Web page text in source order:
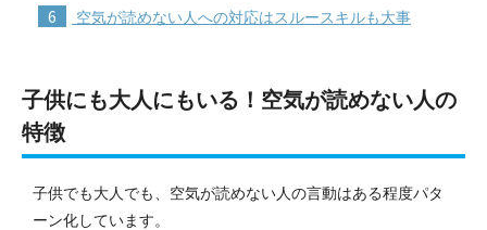
6 空気が読めない人への対応はスルースキルも大事
子供にも大人にもいる！空気が読めない人の
特徴
子供でも大人でも、空気が読めない人の言動はある程度パタ
ーン化しています。